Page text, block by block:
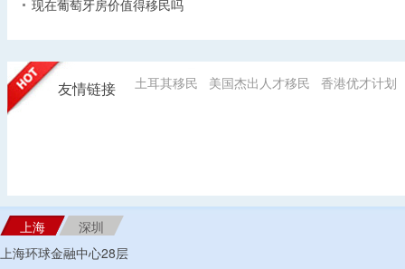
现在葡萄牙房价值得移民吗
友情链接 土耳其移民 美国杰出人才移民 香港优才计划
上海
深圳
上海环球金融中心28层